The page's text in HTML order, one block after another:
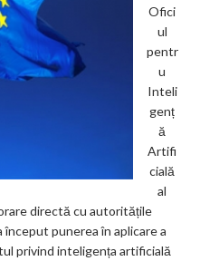
Ofici
ul
pentr
u
Inteli
genț
ă
Artifi
cială
al
directă cu autoritățile
punerea în aplicare a
privind inteligența artificială